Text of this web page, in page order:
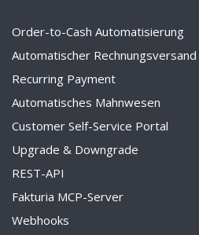
Order-to-Cash Automatisierung
Automatischer Rechnungsversand
Recurring Payment
Automatisches Mahnwesen
Customer Self-Service Portal
Upgrade & Downgrade
REST-API
Fakturia MCP-Server
Webhooks